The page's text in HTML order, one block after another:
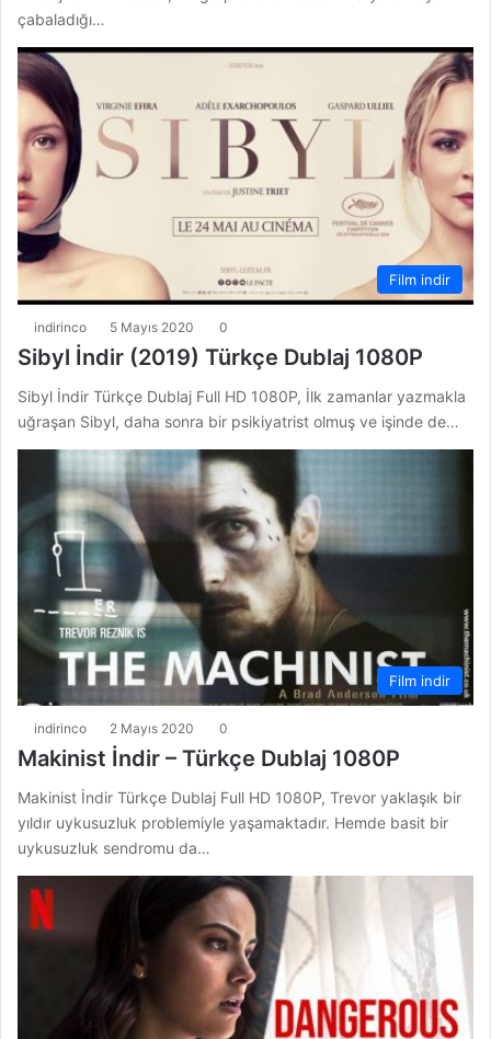
çabaladığı…
Film indir
indirinco 5 Mayıs 2020 0
Sibyl İndir (2019) Türkçe Dublaj 1080P
Sibyl İndir Türkçe Dublaj Full HD 1080P, İlk zamanlar yazmakla
uğraşan Sibyl, daha sonra bir psikiyatrist olmuş ve işinde de…
Film indir
indirinco 2 Mayıs 2020 0
Makinist İndir – Türkçe Dublaj 1080P
Makinist İndir Türkçe Dublaj Full HD 1080P, Trevor yaklaşık bir
yıldır uykusuzluk problemiyle yaşamaktadır. Hemde basit bir
uykusuzluk sendromu da…